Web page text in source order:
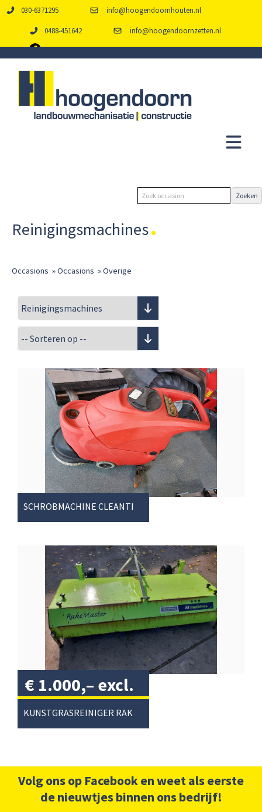
030-6371295 info@hoogendoornhouten.nl
0488-451642 info@hoogendoornzetten.nl
Reinigingsmachines
Occasions »Occasions »Overige
€ 1.000,– excl.
btw/
Volg ons op Facebook en weet als eerste
de nieuwtjes binnen ons bedrijf!